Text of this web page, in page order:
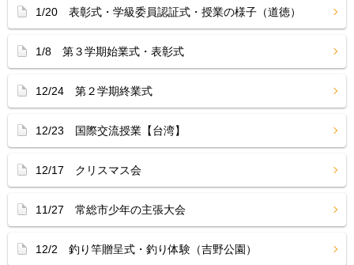
1/20 表彰式・学級委員認証式・授業の様子（道徳）
1/8 第３学期始業式・表彰式
12/24 第２学期終業式
12/23 国際交流授業【台湾】
12/17 クリスマス会
11/27 常総市少年の主張大会
12/2 釣り竿贈呈式・釣り体験（吉野公園）